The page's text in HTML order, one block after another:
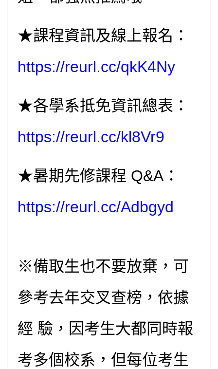
★課程資訊及線上報名：
https://reurl.cc/qkK4Ny
★各學系抵免資訊總表：
https://reurl.cc/kl8Vr9
★暑期先修課程 Q&A：
https://reurl.cc/Adbgyd
※備取生也不要放棄，可
參考去年交叉查榜，依據
經 驗，因考生大都同時報
考多個校系，但每位考生